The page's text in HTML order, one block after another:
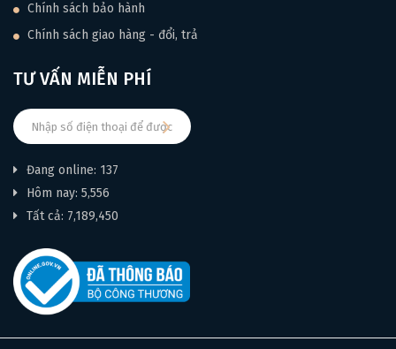
THIẾT KẾ VÀ CÁC PHIÊN BẢN MÀU SẮC CỦA GUITAR
ACOUSTIC YAMAHA FG830
Guitar Acoustic Yamaha FG830
Chính sách bảo hành
Chính sách giao hàng - đổi, trả
TƯ VẤN MIỄN PHÍ
Đang online: 137
Hôm nay: 5,556
Tất cả: 7,189,450